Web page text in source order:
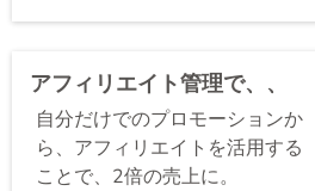
アフィリエイト管理で、、
自分だけでのプロモーションか
ら、アフィリエイトを活用する
ことで、2倍の売上に。